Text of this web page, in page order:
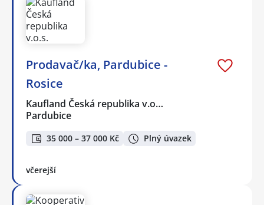
Prodavač/ka, Pardubice -
Rosice
Kaufland Česká republika v.o…
Pardubice
35 000 – 37 000 Kč Plný úvazek
včerejší